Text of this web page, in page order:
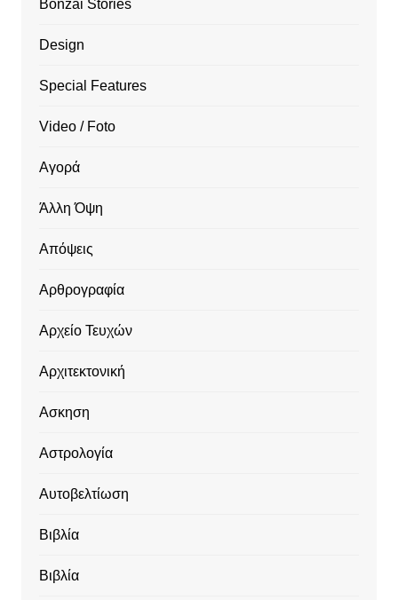
Bonzai Stories
Design
Special Features
Video / Foto
Αγορά
Άλλη Όψη
Απόψεις
Αρθρογραφία
Αρχείο Τευχών
Αρχιτεκτονική
Ασκηση
Αστρολογία
Αυτοβελτίωση
Βιβλία
Βιβλία